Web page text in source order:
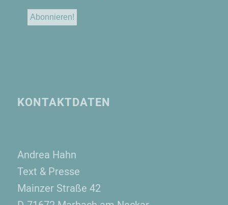
KONTAKTDATEN
Andrea Hahn
Text & Presse
Mainzer Straße 42